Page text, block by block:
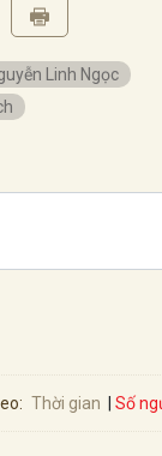
Linh Ngọc
Thời gian Số